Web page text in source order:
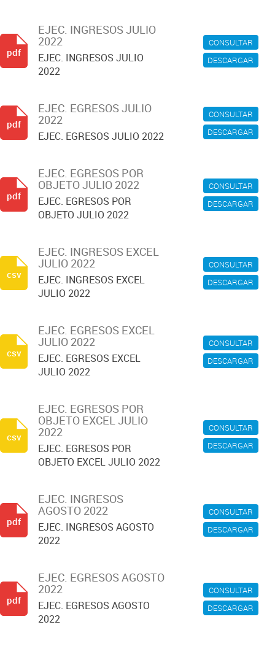
CONSULTAR
DESCARGAR
EJEC. INGRESOS JULIO
2022
EJEC. INGRESOS JULIO
2022
pdf
CONSULTAR
DESCARGAR
EJEC. EGRESOS JULIO
2022
EJEC. EGRESOS JULIO 2022
pdf
CONSULTAR
DESCARGAR
EJEC. EGRESOS POR
OBJETO JULIO 2022
EJEC. EGRESOS POR
OBJETO JULIO 2022
pdf
CONSULTAR
DESCARGAR
EJEC. INGRESOS EXCEL
JULIO 2022
EJEC. INGRESOS EXCEL
JULIO 2022
csv
CONSULTAR
DESCARGAR
EJEC. EGRESOS EXCEL
JULIO 2022
EJEC. EGRESOS EXCEL
JULIO 2022
csv
CONSULTAR
DESCARGAR
EJEC. EGRESOS POR
OBJETO EXCEL JULIO
2022
EJEC. EGRESOS POR
OBJETO EXCEL JULIO 2022
csv
CONSULTAR
DESCARGAR
EJEC. INGRESOS
AGOSTO 2022
EJEC. INGRESOS AGOSTO
2022
pdf
CONSULTAR
DESCARGAR
EJEC. EGRESOS AGOSTO
2022
EJEC. EGRESOS AGOSTO
2022
pdf